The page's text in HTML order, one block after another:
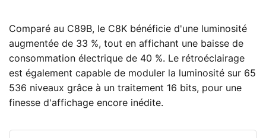
Comparé au C89B, le C8K bénéficie d'une luminosité
augmentée de 33 %, tout en affichant une baisse de
consommation électrique de 40 %. Le rétroéclairage
est également capable de moduler la luminosité sur 65
536 niveaux grâce à un traitement 16 bits, pour une
finesse d'affichage encore inédite.